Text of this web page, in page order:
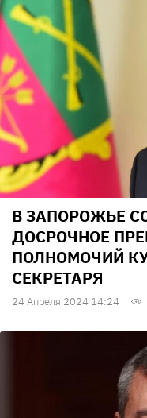
В ЗАПОРОЖЬЕ
ДОСРОЧНОЕ
ПОЛНОМОЧИЙ
СЕКРЕТАРЯ
24 Апреля 2024 14:24